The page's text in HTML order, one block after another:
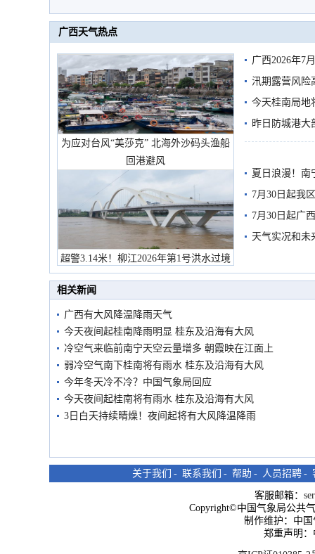
广西天气热点
为应对台风“美莎克” 北海外沙码头渔船
回港避风
超警3.14米！柳江2026年第1号洪水过境
市民在堤岸见证汛况
广西2026年7
汛期露营风险
今天桂南局地
需继续防范
昨日防城港大
雨
夏日浪漫！南
7月30日起我
7月30日起广
天气实况和未
相关新闻
广西有大风降温降雨天气
今天夜间起桂南降雨明显 桂东及沿海有大风
冷空气来临前南宁天空云量增多 朝霞映在江面上
弱冷空气南下桂南将有雨水 桂东及沿海有大风
今年冬天冷不冷？中国气象局回应
今天夜间起桂南将有雨水 桂东及沿海有大风
3日白天持续晴燥！夜间起将有大风降温降雨
关于我们 - 联系我们 - 帮助 - 人员招聘 -
客服邮箱：
Copyright©中国气象局公共
制作维护：中
郑重声明